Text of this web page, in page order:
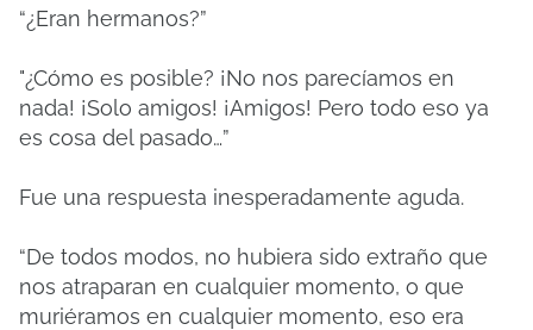
“¿Eran hermanos?”
"¿Cómo es posible? ¡No nos parecíamos en
nada! ¡Solo amigos! ¡Amigos! Pero todo eso ya
es cosa del pasado…”
Fue una respuesta inesperadamente aguda.
“De todos modos, no hubiera sido extraño que
nos atraparan en cualquier momento, o que
muriéramos en cualquier momento, eso era